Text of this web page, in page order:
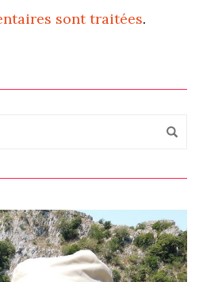
sont traitées.